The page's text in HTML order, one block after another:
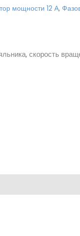
мощности 12 А,
скорость